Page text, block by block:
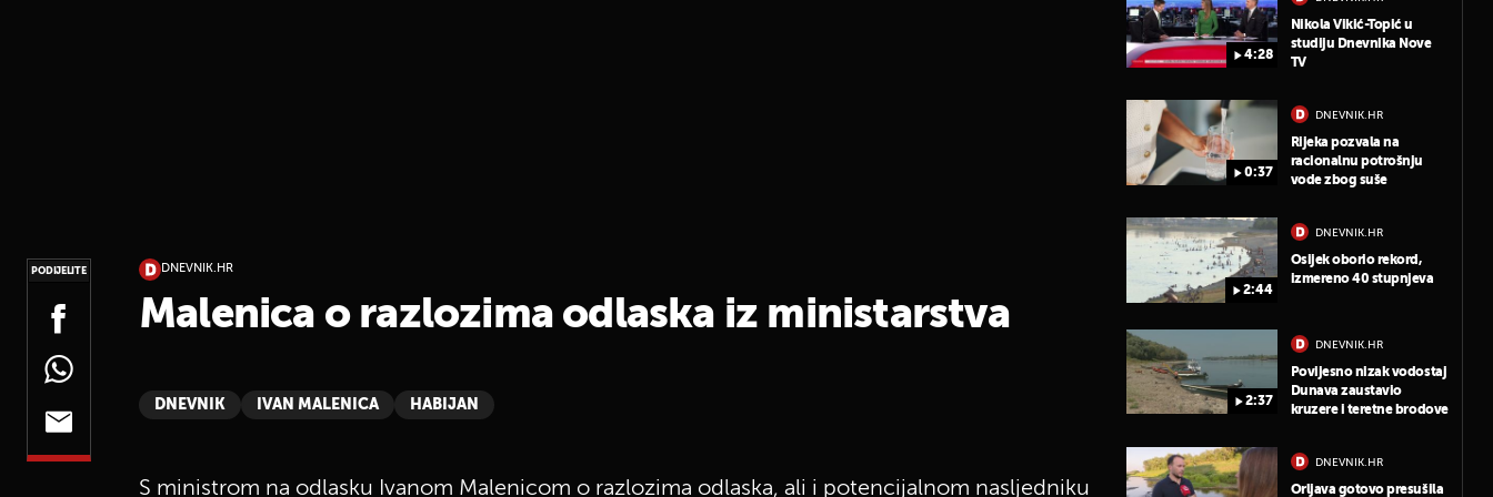
PODIJELITE DNEVNIK.HR
Malenica o razlozima odlaska iz ministarstva
DNEVNIK IVAN MALENICA HABIJAN
S ministrom na odlasku Ivanom Malenicom o razlozima odlaska, ali i potencijalnom nasljedniku
4:28
Nikola Vikić-Topić u
studiju Dnevnika Nove
TV
0:37
DNEVNIK.HR
Rijeka pozvala na
racionalnu potrošnju
vode zbog suše
2:44
DNEVNIK.HR
Osijek oborio rekord,
izmereno 40 stupnjeva
2:37
DNEVNIK.HR
Povijesno nizak vodostaj
Dunava zaustavio
kruzere i teretne brodove
DNEVNIK.HR
Orljava gotovo presušila